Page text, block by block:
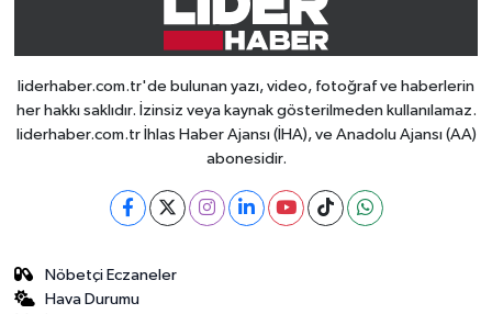
liderhaber.com.tr'de bulunan yazı, video, fotoğraf ve haberlerin
her hakkı saklıdır. İzinsiz veya kaynak gösterilmeden kullanılamaz.
liderhaber.com.tr İhlas Haber Ajansı (İHA), ve Anadolu Ajansı (AA)
abonesidir.
Nöbetçi Eczaneler
Hava Durumu